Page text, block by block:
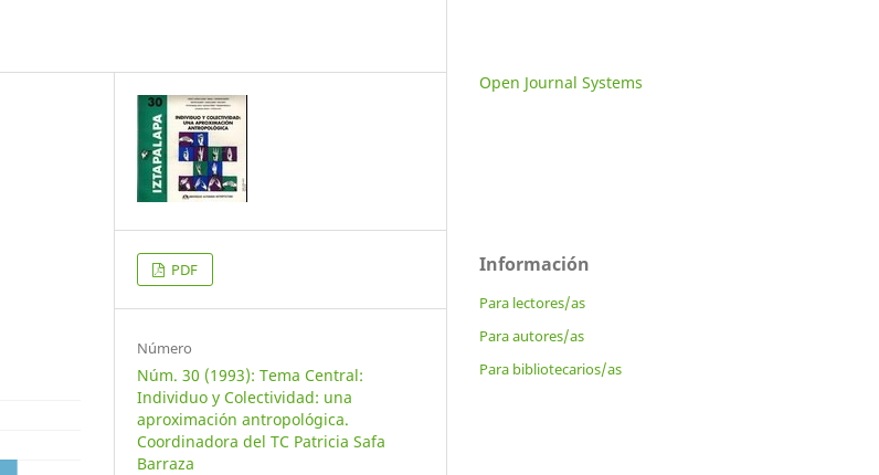
PDF
Número
Núm. 30 (1993): Tema Central:
Individuo y Colectividad: una
aproximación antropológica.
Coordinadora del TC Patricia Safa
Barraza
Open Journal Systems
Información
Para lectores/as
Para autores/as
Para bibliotecarios/as